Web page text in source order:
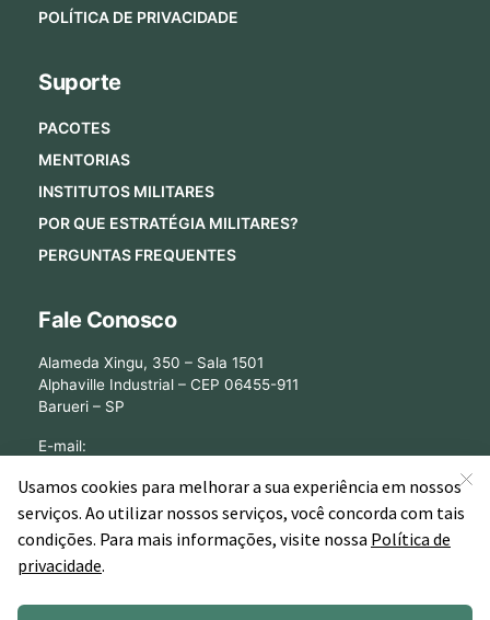
POLÍTICA DE PRIVACIDADE
Suporte
PACOTES
MENTORIAS
INSTITUTOS MILITARES
POR QUE ESTRATÉGIA MILITARES?
PERGUNTAS FREQUENTES
Fale Conosco
Alameda Xingu, 350 – Sala 1501
Alphaville Industrial – CEP 06455-911
Barueri – SP
E-mail:
©2026 - Estratégia Militares - Cursos Online para Concursos Militares.